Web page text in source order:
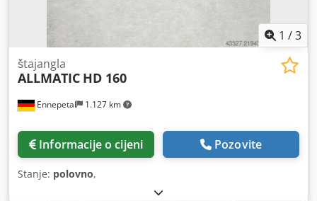
1 /3
Ennepetal 1.127 km
štajangla
ALLMATIC HD 160
Informacije o cijeni Pozovite
Stanje: polovno,